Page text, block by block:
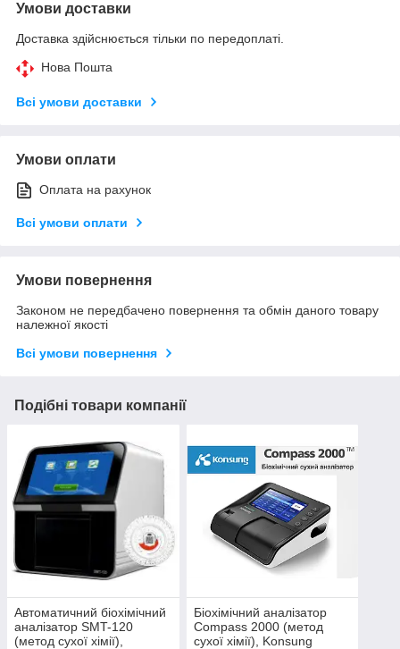
Умови доставки
Доставка здійснюється тільки по передоплаті.
Нова Пошта
Всі умови доставки
Умови оплати
Оплата на рахунок
Всі умови оплати
Умови повернення
Законом не передбачено повернення та обмін даного товару
належної якості
Всі умови повернення
Подібні товари компанії
Автоматичний біохімічний
аналізатор SMT-120
(метод сухої хімії),
Біохімічний аналізатор
Compass 2000 (метод
сухої хімії), Konsung